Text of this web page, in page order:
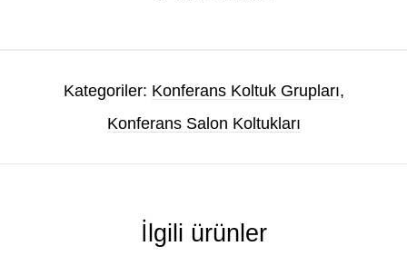
Kategoriler: Konferans Koltuk Grupları,
Konferans Salon Koltukları
İlgili ürünler